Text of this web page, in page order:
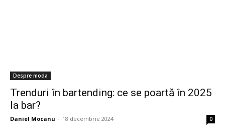
Despre moda
Trenduri în bartending: ce se poartă în 2025
la bar?
Daniel Mocanu - 18 decembrie 2024 0